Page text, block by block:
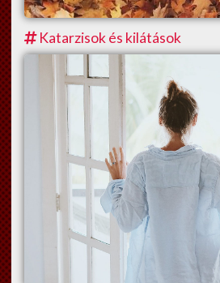
Katarzisok és kilátások